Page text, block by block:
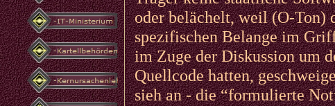
oder belächelt, weil (O-Ton)
spezifischen Belange im
im Zuge der Diskussion um
Quellcode hatten,
sieh an - die “formulierte